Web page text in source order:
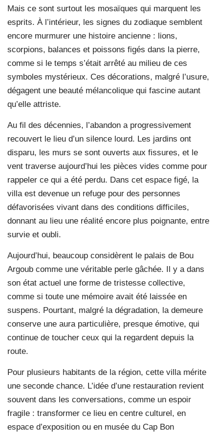
Mais ce sont surtout les mosaïques qui marquent les
esprits. À l’intérieur, les signes du zodiaque semblent
encore murmurer une histoire ancienne : lions,
scorpions, balances et poissons figés dans la pierre,
comme si le temps s’était arrêté au milieu de ces
symboles mystérieux. Ces décorations, malgré l’usure,
dégagent une beauté mélancolique qui fascine autant
qu’elle attriste.
Au fil des décennies, l’abandon a progressivement
recouvert le lieu d’un silence lourd. Les jardins ont
disparu, les murs se sont ouverts aux fissures, et le
vent traverse aujourd’hui les pièces vides comme pour
rappeler ce qui a été perdu. Dans cet espace figé, la
villa est devenue un refuge pour des personnes
défavorisées vivant dans des conditions difficiles,
donnant au lieu une réalité encore plus poignante, entre
survie et oubli.
Aujourd’hui, beaucoup considèrent le palais de Bou
Argoub comme une véritable perle gâchée. Il y a dans
son état actuel une forme de tristesse collective,
comme si toute une mémoire avait été laissée en
suspens. Pourtant, malgré la dégradation, la demeure
conserve une aura particulière, presque émotive, qui
continue de toucher ceux qui la regardent depuis la
route.
Pour plusieurs habitants de la région, cette villa mérite
une seconde chance. L’idée d’une restauration revient
souvent dans les conversations, comme un espoir
fragile : transformer ce lieu en centre culturel, en
espace d’exposition ou en musée du Cap Bon